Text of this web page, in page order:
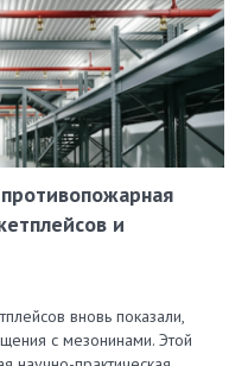
и
вновь показали,
с мезонинами. Этой